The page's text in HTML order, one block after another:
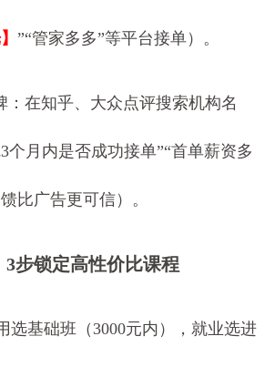
”“管家多多”等平台接单）。
：在知乎、大众点评搜索机构名
个月内是否成功接单”“首单薪资多
比广告更可信）。
3步锁定高性价比课程
选基础班（3000元内），就业选进